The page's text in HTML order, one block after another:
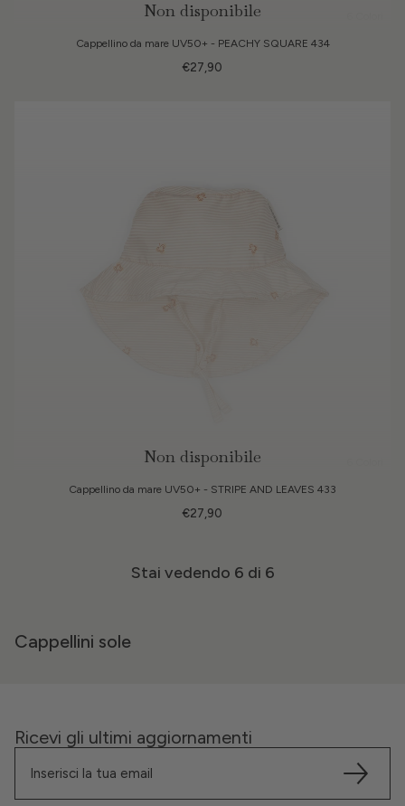
Non disponibile
Cappellino da mare UV50+ - PEACHY SQUARE 434
€27,90
Non disponibile
Cappellino da mare UV50+ - STRIPE AND LEAVES 433
€27,90
Stai vedendo 6 di 6
Cappellini sole
Ricevi gli ultimi aggiornamenti